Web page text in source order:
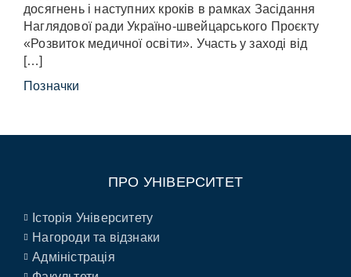
досягнень і наступних кроків в рамках Засідання
Наглядової ради Україно-швейцарського Проєкту
«Розвиток медичної освіти». Участь у заході від
[…]
Позначки
ПРО УНІВЕРСИТЕТ
Історія Університету
Нагороди та відзнаки
Адміністрація